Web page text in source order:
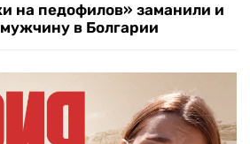
на педофилов» заманили и
в Болгарии